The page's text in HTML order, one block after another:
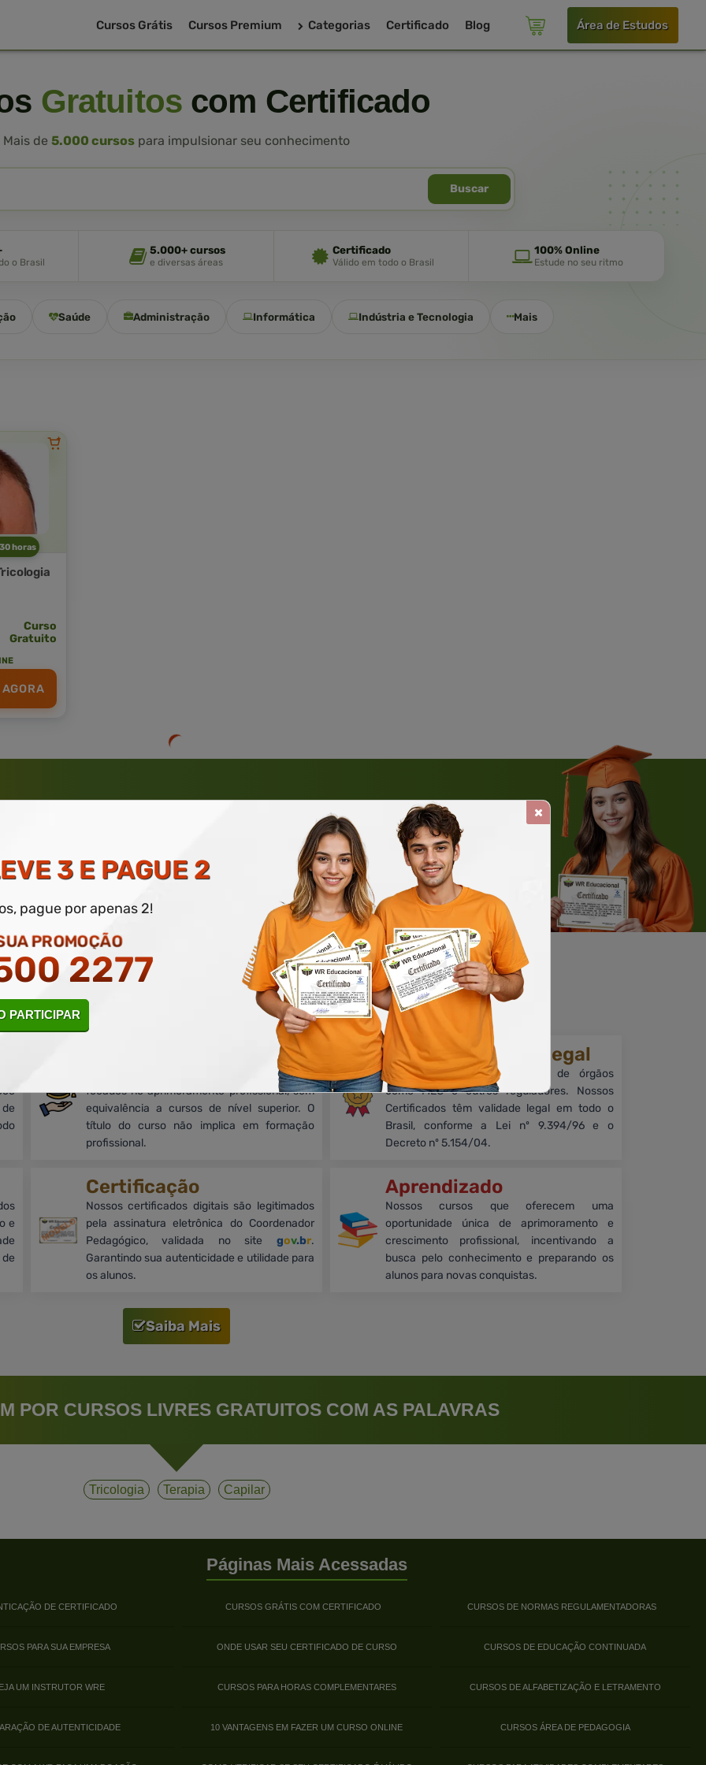
Cursos Grátis Cursos Premium Categorias Certificado Blog Área de Estudos
Gratuitos com Certificado
Mais de 5.000 cursos para impulsionar seu conhecimento
Buscar
o Brasil
5.000+ cursos
e diversas áreas
Certificado
Válido em todo o Brasil
100% Online
Estude no seu ritmo
Saúde Administração Informática Indústria e Tecnologia Mais
horas
Curso
Gratuito
SEU E-MAIL, NOME E TELEFONE PARA PARTICIPAR POR WHATSAPP
Solicite um WhatsApp
deEducação de Excelência.
Cursos on-line, livres e de nível básico,
focados no aprimoramento profissional, sem
equivalência a cursos de nível superior. O
título do curso não implica em formação
profissional.
Reconhecimento legal
Embora sem reconhecimento de órgãos
como MEC e outros reguladores. Nossos
Certificados têm validade legal em todo o
Brasil, conforme a Lei nº 9.394/96 e o
Decreto nº 5.154/04.
e
Certificação
Nossos certificados digitais são legitimados
pela assinatura eletrônica do Coordenador
Pedagógico, validada no site gov.br.
Garantindo sua autenticidade e utilidade para
os alunos.
Aprendizado
Nossos cursos que oferecem uma
oportunidade única de aprimoramento e
crescimento profissional, incentivando a
busca pelo conhecimento e preparando os
alunos para novas conquistas.
Saiba Mais
POR CURSOS LIVRES GRATUITOS COM AS PALAVRAS
Tricologia Terapia Capilar
Páginas Mais Acessadas
DE CERTIFICADO
PARA SUA EMPRESA
UM INSTRUTOR WRE
DE AUTENTICIDADE
CURSOS GRÁTIS COM CERTIFICADO
ONDE USAR SEU CERTIFICADO DE CURSO
CURSOS PARA HORAS COMPLEMENTARES
10 VANTAGENS EM FAZER UM CURSO ONLINE
CURSOS DE NORMAS REGULAMENTADORAS
CURSOS DE EDUCAÇÃO CONTINUADA
CURSOS DE ALFABETIZAÇÃO E LETRAMENTO
CURSOS ÁREA DE PEDAGOGIA
3 E PAGUE 2
pague por apenas 2!
PROMOÇÃO
2277
PARTICIPAR